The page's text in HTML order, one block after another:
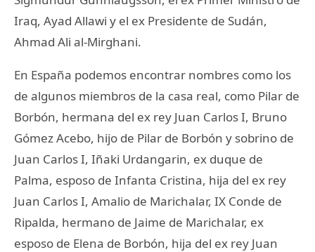
Iraq, Ayad Allawi y el ex Presidente de Sudán,
Ahmad Ali al-Mirghani.
En España podemos encontrar nombres como los
de algunos miembros de la casa real, como Pilar de
Borbón, hermana del ex rey Juan Carlos I, Bruno
Gómez Acebo, hijo de Pilar de Borbón y sobrino de
Juan Carlos I, Iñaki Urdangarin, ex duque de
Palma, esposo de Infanta Cristina, hija del ex rey
Juan Carlos I, Amalio de Marichalar, IX Conde de
Ripalda, hermano de Jaime de Marichalar, ex
esposo de Elena de Borbón, hija del ex rey Juan